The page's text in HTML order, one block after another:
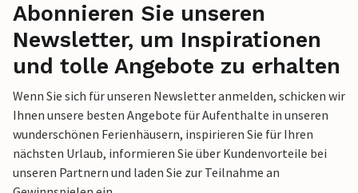
Abonnieren Sie unseren
Newsletter, um Inspirationen
und tolle Angebote zu erhalten
Wenn Sie sich für unseren Newsletter anmelden, schicken wir
Ihnen unsere besten Angebote für Aufenthalte in unseren
wunderschönen Ferienhäusern, inspirieren Sie für Ihren
nächsten Urlaub, informieren Sie über Kundenvorteile bei
unseren Partnern und laden Sie zur Teilnahme an